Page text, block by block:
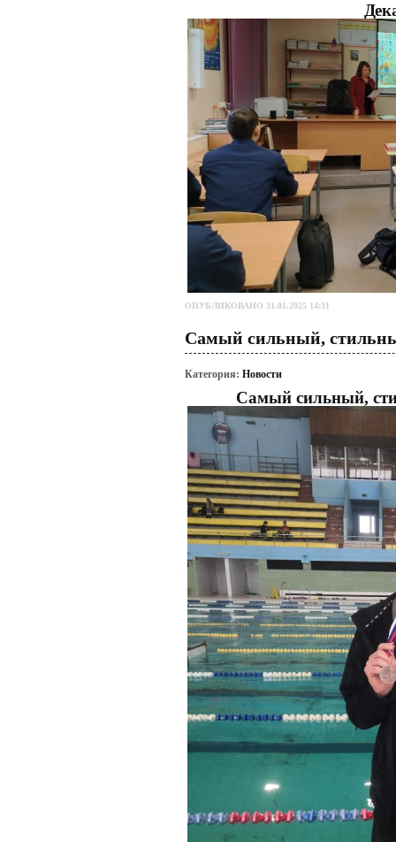
ОПУБЛИКОВАНО 31.01.2025 14:31
Самый сильный,
Категория: Новости
Самый сильный,